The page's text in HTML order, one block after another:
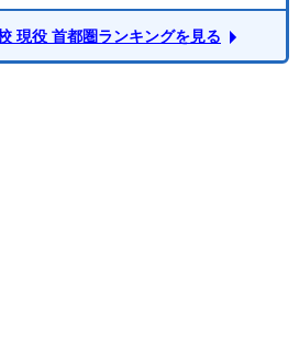
現役 首都圏ランキングを見る